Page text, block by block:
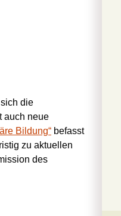
die
auch neue
Bildung“ befasst
zu aktuellen
des